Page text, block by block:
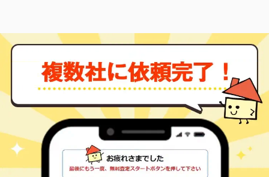
秩父郡小鹿野町 小鹿
640 万円 240㎡
秩父郡小鹿野町 下小
鹿野
45 万円
秩父
徒歩-分
秩父郡東秩父村 大字
大内沢
100 万円
小川町(埼玉)
-
1400